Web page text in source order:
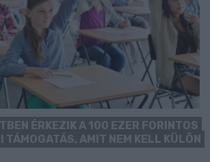
ÉRKEZIK A 100 EZER FORINTOS
TÁMOGATÁS, AMIT NEM KELL KÜLÖN